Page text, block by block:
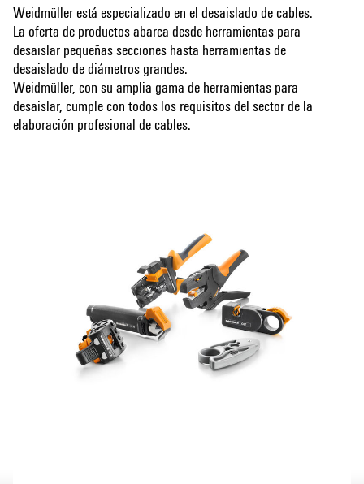
Weidmüller está especializado en el desaislado de cables.
La oferta de productos abarca desde herramientas para
desaislar pequeñas secciones hasta herramientas de
desaislado de diámetros grandes.
Weidmüller, con su amplia gama de herramientas para
desaislar, cumple con todos los requisitos del sector de la
elaboración profesional de cables.